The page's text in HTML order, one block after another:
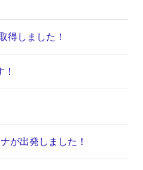
得しました！
が出発しました！